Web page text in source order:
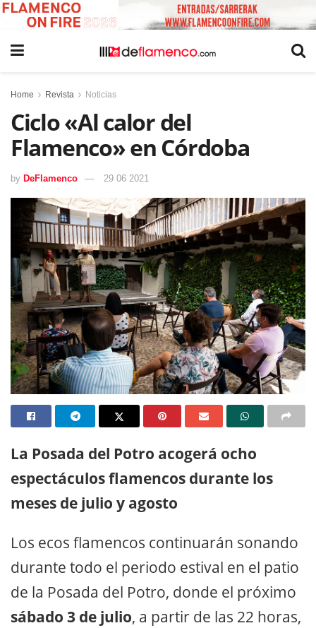
Home Revista Noticias
Ciclo «Al calor del
Flamenco» en Córdoba
by DeFlamenco 29 06 2021
La Posada del Potro acogerá ocho
espectáculos flamencos durante los
meses de julio y agosto
Los ecos flamencos continuarán sonando
durante todo el periodo estival en el patio
de la Posada del Potro, donde el próximo
sábado 3 de julio, a partir de las 22 horas,